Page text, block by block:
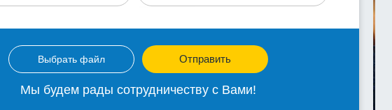
Выбрать файл Отправить
Мы будем рады сотрудничеству с Вами!